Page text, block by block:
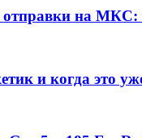
на
и когда это